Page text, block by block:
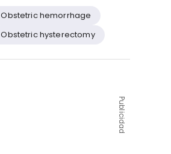
Obstetric hemorrhage
Obstetric hysterectomy
Publicidad